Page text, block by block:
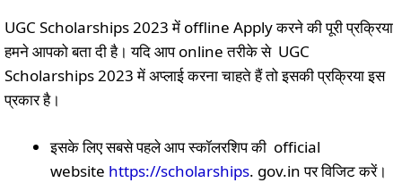
UGC Scholarships 2023 में offline Apply करने की पूरी प्रक्रिया
हमने आपको बता दी है। यदि आप online तरीके से UGC
Scholarships 2023 में अप्लाई करना चाहते हैं तो इसकी प्रक्रिया इस
प्रकार है।
इसके लिए सबसे पहले आप स्कॉलरशिप की official
website https://scholarships. gov.in पर विजिट करें।